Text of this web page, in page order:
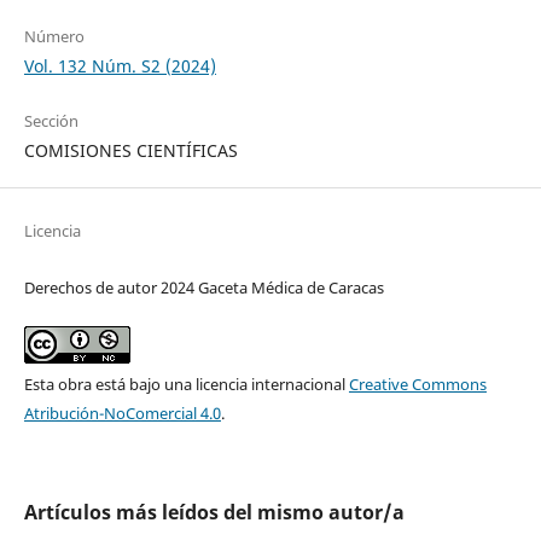
Número
Vol. 132 Núm. S2 (2024)
Sección
COMISIONES CIENTÍFICAS
Licencia
Derechos de autor 2024 Gaceta Médica de Caracas
Esta obra está bajo una licencia internacionalCreative Commons
Atribución-NoComercial 4.0.
Artículos más leídos del mismo autor/a